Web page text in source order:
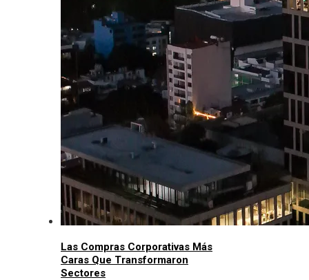
Las Compras Corporativas Más
Caras Que Transformaron
Sectores